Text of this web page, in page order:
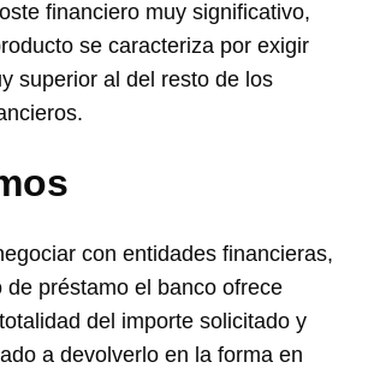
financiero muy significativo,
se caracteriza por exigir
superior al del resto de los
con entidades financieras,
de préstamo el banco ofrece
del importe solicitado y
a devolverlo en la forma en